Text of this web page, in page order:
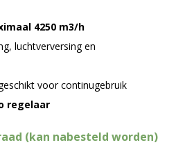
4250 m3/h
luchtverversing en
voor continugebruik
regelaar
(kan nabesteld worden)